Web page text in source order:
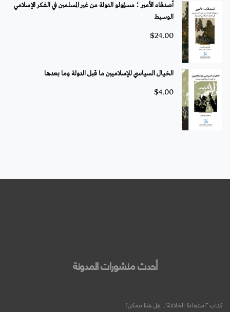
أصدقاء الأمير ؛ مسؤولو الدولة من غير المسلمين في الفكر الإسلامي
الوسيط
$24.00
الخيال السياسي للإسلاميين ما قبل الدولة وما بعدها
$4.00
أحدث منشورات المدونة
كتاب “استعادة الخلافة”.. هل هذا ممكن؟